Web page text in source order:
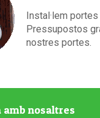
Instal·lem
Pressupostos
nostres portes.
amb nosaltres